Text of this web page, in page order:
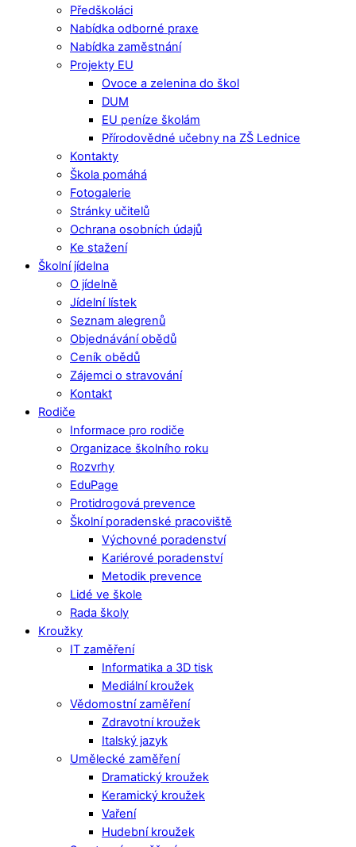
Předškoláci
Nabídka odborné praxe
Nabídka zaměstnání
Projekty EU
Ovoce a zelenina do škol
DUM
EU peníze školám
Přírodovědné učebny na ZŠ Lednice
Kontakty
Škola pomáhá
Fotogalerie
Stránky učitelů
Ochrana osobních údajů
Ke stažení
Školní jídelna
O jídelně
Jídelní lístek
Seznam alegrenů
Objednávání obědů
Ceník obědů
Zájemci o stravování
Kontakt
Rodiče
Informace pro rodiče
Organizace školního roku
Rozvrhy
EduPage
Protidrogová prevence
Školní poradenské pracoviště
Výchovné poradenství
Kariérové poradenství
Metodik prevence
Lidé ve škole
Rada školy
Kroužky
IT zaměření
Informatika a 3D tisk
Mediální kroužek
Vědomostní zaměření
Zdravotní kroužek
Italský jazyk
Umělecké zaměření
Dramatický kroužek
Keramický kroužek
Vaření
Hudební kroužek